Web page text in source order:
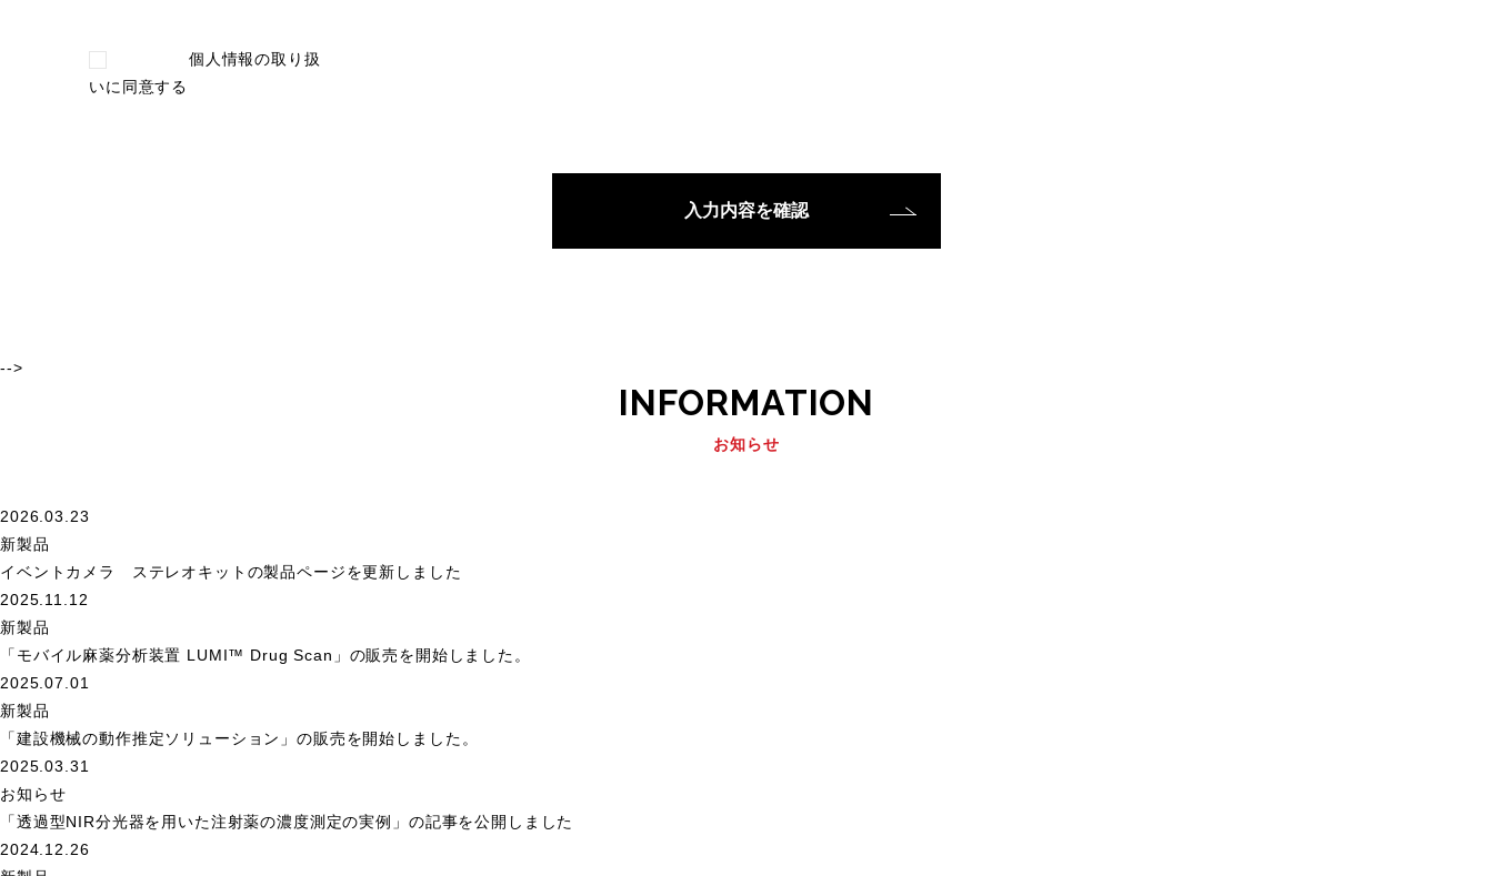
個人情報の取り扱
いに同意する
-->
INFORMATION
お知らせ
2026.03.23
新製品
イベントカメラ ステレオキットの製品ページを更新しました
2025.11.12
新製品
「モバイル麻薬分析装置 LUMI™ Drug Scan」の販売を開始しました。
2025.07.01
新製品
「建設機械の動作推定ソリューション」の販売を開始しました。
2025.03.31
お知らせ
「透過型NIR分光器を用いた注射薬の濃度測定の実例」の記事を公開しました
2024.12.26